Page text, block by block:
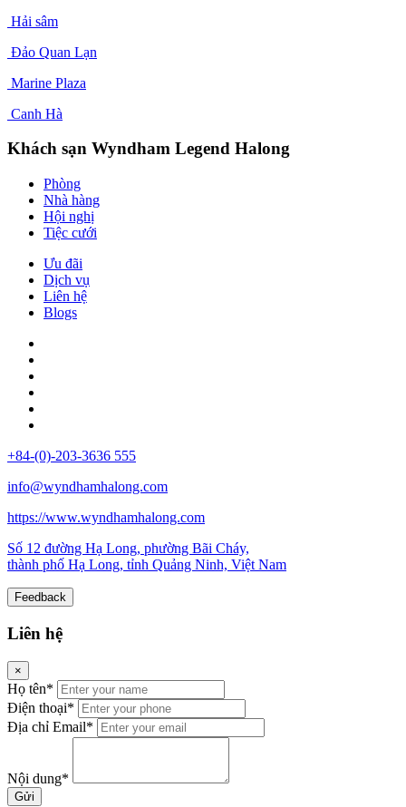
Hải sâm
Đảo Quan Lạn
Marine Plaza
Canh Hà
Khách sạn Wyndham Legend Halong
Phòng
Nhà hàng
Hội nghị
Tiệc cưới
Ưu đãi
Dịch vụ
Liên hệ
Blogs
+84-(0)-203-3636 555
info@wyndhamhalong.com
https://www.wyndhamhalong.com
Số 12 đường Hạ Long, phường Bãi Cháy,
thành phố Hạ Long, tỉnh Quảng Ninh, Việt Nam
Feedback
Liên hệ
×
Họ tên*
Điện thoại*
Địa chỉ Email*
Nội dung*
Gửi